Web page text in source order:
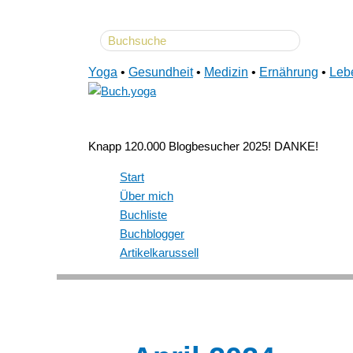
Search
for:
Yoga • Gesundheit• Medizin • Ernährung •
Knapp 120.000 Blogbesucher 2025! DANKE!
Start
Über mich
Buchliste
Buchblogger
Artikelkarussell